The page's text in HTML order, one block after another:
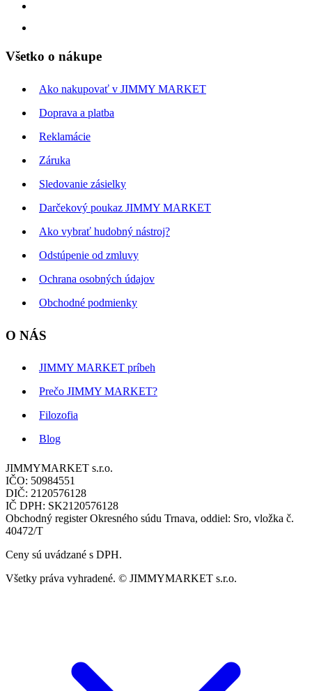
Všetko o nákupe
Ako nakupovať v JIMMY MARKET
Doprava a platba
Reklamácie
Záruka
Sledovanie zásielky
Darčekový poukaz JIMMY MARKET
Ako vybrať hudobný nástroj?
Odstúpenie od zmluvy
Ochrana osobných údajov
Obchodné podmienky
O NÁS
JIMMY MARKET príbeh
Prečo JIMMY MARKET?
Filozofia
Blog
JIMMYMARKET s.r.o.
IČO: 50984551
DIČ: 2120576128
IČ DPH: SK2120576128
Obchodný register Okresného súdu Trnava, oddiel: Sro, vložka č.
40472/T
Ceny sú uvádzané s DPH.
Všetky práva vyhradené. © JIMMYMARKET s.r.o.